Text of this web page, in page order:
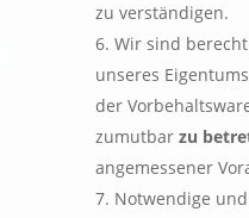
zu verständigen.
Wir sind
unseres
der
zumutbar zu
angemessener
Notwendige